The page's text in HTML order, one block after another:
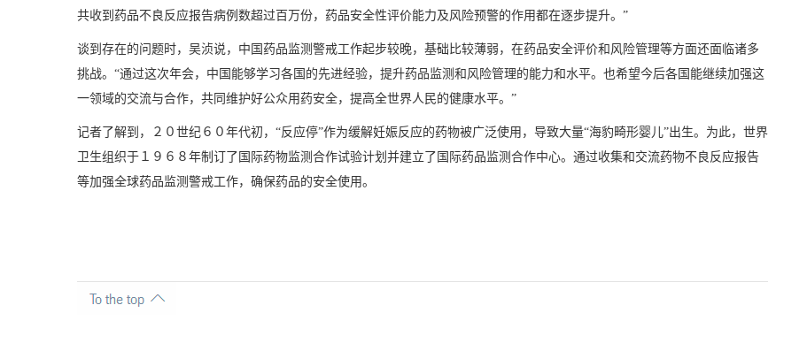
共收到药品不良反应报告病例数超过百万份，药品安全性评价能力及风险预警的作用都在逐步提升。”
谈到存在的问题时，吴浈说，中国药品监测警戒工作起步较晚，基础比较薄弱，在药品安全评价和风险管理等方面还面临诸多
挑战。“通过这次年会，中国能够学习各国的先进经验，提升药品监测和风险管理的能力和水平。也希望今后各国能继续加强这
一领域的交流与合作，共同维护好公众用药安全，提高全世界人民的健康水平。”
记者了解到，２０世纪６０年代初，“反应停”作为缓解妊娠反应的药物被广泛使用，导致大量“海豹畸形婴儿”出生。为此，世界
卫生组织于１９６８年制订了国际药物监测合作试验计划并建立了国际药品监测合作中心。通过收集和交流药物不良反应报告
等加强全球药品监测警戒工作，确保药品的安全使用。